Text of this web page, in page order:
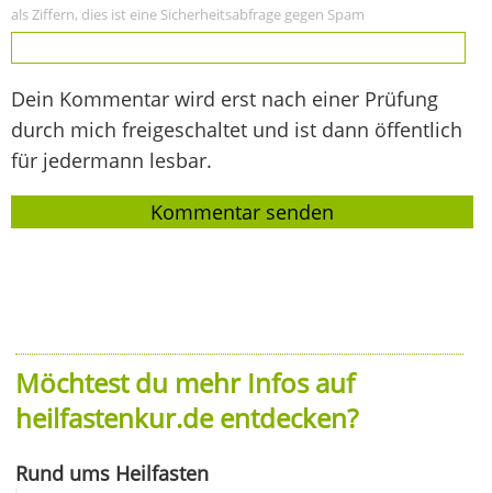
als Ziffern, dies ist eine Sicherheitsabfrage gegen Spam
Dein Kommentar wird erst nach einer Prüfung
durch mich freigeschaltet und ist dann öffentlich
für jedermann lesbar.
Möchtest du mehr Infos auf
heilfastenkur.de entdecken?
Rund ums Heilfasten